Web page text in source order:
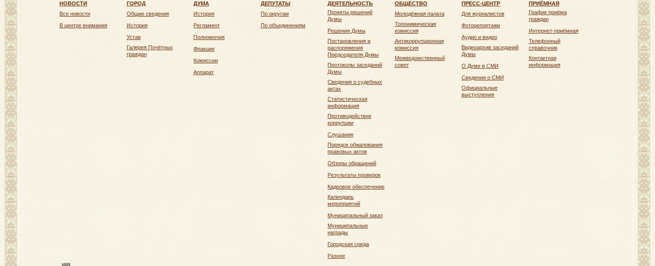
НОВОСТИ
Все новости
В центре внимания
ГОРОД
Общие сведения
История
Устав
Галерея Почётных
граждан
ДУМА
История
Регламент
Полномочия
Фракции
Комиссии
Аппарат
ДЕПУТАТЫ
По округам
По объединениям
ДЕЯТЕЛЬНОСТЬ
Проекты решений
Думы
Решения Думы
Постановления и
распоряжения
Председателя Думы
Протоколы заседаний
Думы
Сведения о судебных
актах
Статистическая
информация
Противодействие
коррупции
Слушания
Порядок обжалования
правовых актов
Обзоры обращений
Результаты проверок
Кадровое обеспечение
Календарь
мероприятий
Муниципальный заказ
Муниципальные
награды
Городская среда
Разное
ОБЩЕСТВО
Молодёжная палата
Топонимическая
комиссия
Антикоррупционная
комиссия
Межведомственный
совет
ПРЕСС-ЦЕНТР
Для журналистов
Фоторепортажи
Аудио и видео
Видеоархив заседаний
Думы
О Думе в СМИ
Сведения о СМИ
Официальные
выступления
ПРИЁМНАЯ
График приёма
граждан
Интернет-приёмная
Телефонный
справочник
Контактная
информация